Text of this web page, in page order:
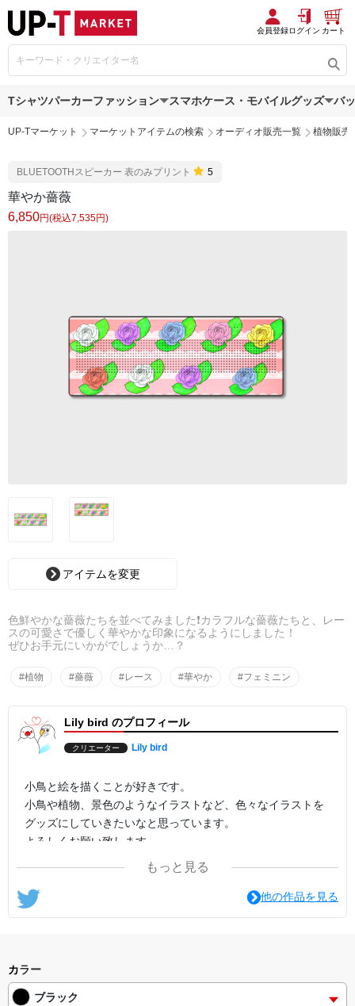
会員登録ログイン カート
Tシャツパーカーファッション スマホケース・モバイルグッズ バ
UP-Tマーケット マーケットアイテムの検索 オーディオ販売一覧 植物販売
BLUETOOTHスピーカー 表のみプリント 5
華やか薔薇
6,850円(税込7,535円)
アイテムを変更
色鮮やかな薔薇たちを並べてみました❗️カラフルな薔薇たちと、レー
スの可愛さで優しく華やかな印象になるようにしました！
ぜひお手元にいかがでしょうか…？
#植物 #薔薇 #レース #華やか #フェミニン
Lily bird のプロフィール
クリエーター Lily bird
小鳥と絵を描くことが好きです。
小鳥や植物、景色のようなイラストなど、色々なイラストを
グッズにしていきたいなと思っています。
よろしくお願い致します。
もっと見る
他の作品を見る
カラー
ブラック